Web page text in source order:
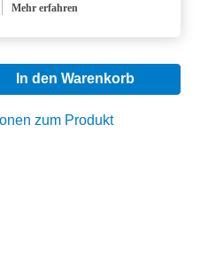
Mehr erfahren
den gewünschten
In den Warenkorb
zum Produkt